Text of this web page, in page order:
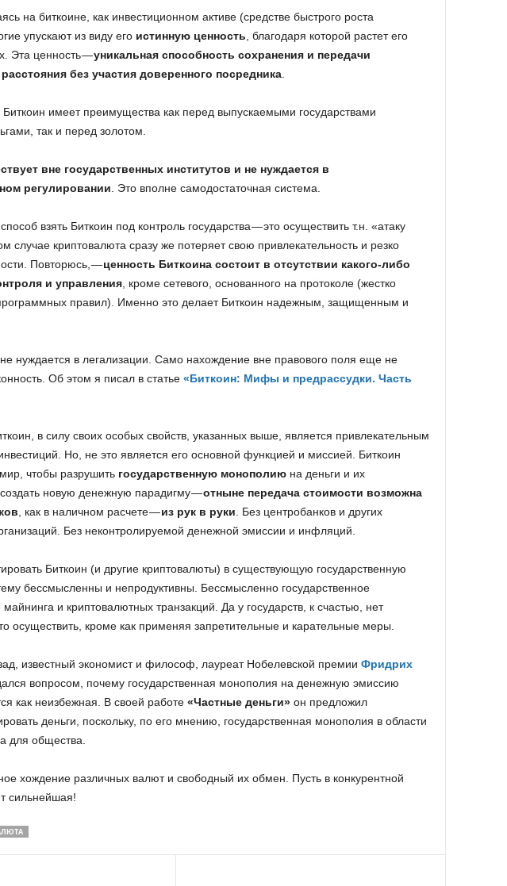
на биткоине, как инвестиционном активе (средстве быстрого роста
упускают из виду его истинную ценность , благодаря которой растет его
Эта ценность —уникальная способность сохранения и передачи
без участия доверенного посредника.
имеет преимущества как перед выпускаемыми государствами
так и перед золотом.
вне государственных институтов и не нуждается в
регулировании . Это вполне самодостаточная система.
взять Биткоин под контроль государства — это осуществить т.н. «атаку
случае криптовалюта сразу же потеряет свою привлекательность и резко
Повторюсь, —ценность Биткоина состоит в отсутствии какого-либо
и управления, кроме сетевого, основанного на протоколе (жестко
правил). Именно это делает Биткоин надежным, защищенным и
нуждается в легализации. Само нахождение вне правового поля еще не
Об этом я писал в статье «Биткоин: Мифы и предрассудки. Часть
в силу своих особых свойств, указанных выше, является привлекательным
Но, не это является его основной функцией и миссией. Биткоин
чтобы разрушить государственную монополиюна деньги и их
новую денежную парадигму —отныне передача стоимости возможна
, как в наличном расчете —из рук в руки . Без центробанков и других
Без неконтролируемой денежной эмиссии и инфляций.
Биткоин (и другие криптовалюты) в существующую государственную
бессмысленны и непродуктивны. Бессмысленно государственное
майнинга и криптовалютных транзакций. Да у государств, к счастью, нет
осуществить, кроме как применяя запретительные и карательные меры.
известный экономист и философ, лауреат Нобелевской премии Фридрих
вопросом, почему государственная монополия на денежную эмиссию
как неизбежная. В своей работе «Частные деньги»он предложил
деньги, поскольку, по его мнению, государственная монополия в области
для общества.
хождение различных валют и свободный их обмен. Пусть в конкурентной
сильнейшая!